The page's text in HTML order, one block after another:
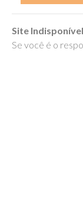
Site Indisponível
Se você é o